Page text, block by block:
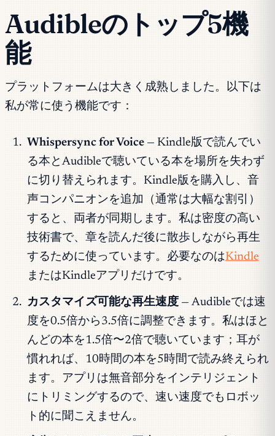
Audibleのトップ5機
能
プラットフォームは大きく成熟しました。以下は
私が常に使う機能です：
Whispersync for Voice— Kindle版で読んでい
る本とAudibleで聴いている本を場所を失わず
に切り替えられます。Kindle版を購入し、音
声コンパニオンを追加（通常は大幅な割引）
すると、両者が同期します。私は密度の高い
技術書で、章を読んだ後に散歩しながら再生
するために使っています。必要なのはKindle
またはKindleアプリだけです。
カスタマイズ可能な再生速度— Audibleでは速
度を0.5倍から3.5倍に調整できます。私はほと
んどの本を1.5倍〜2倍で聴いています；耳が
慣れれば、10時間の本を5時間で読み終えられ
ます。アプリは無音部分をインテリジェント
にトリミングするので、速い速度でもロボッ
ト的に聞こえません。